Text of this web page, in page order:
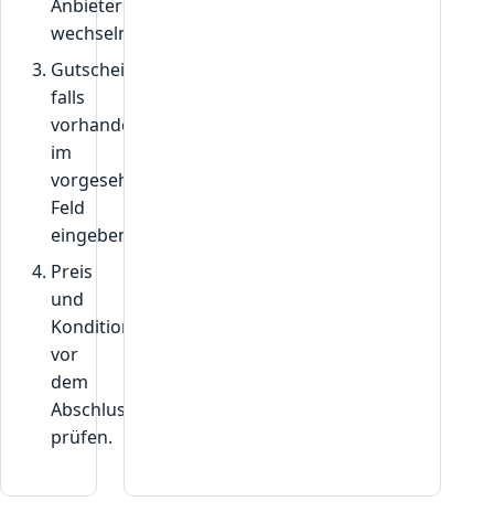
Anbieter
wechseln.
Gutscheincode,
falls
vorhanden,
im
vorgesehenen
Feld
eingeben.
Preis
und
Konditionen
vor
dem
Abschluss
prüfen.